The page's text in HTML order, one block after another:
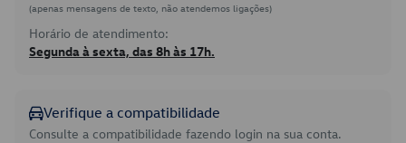
(apenas mensagens de texto, não atendemos ligações)
Horário de atendimento:
Segunda à sexta, das 8h às 17h.
Verifique a compatibilidade
Consulte a compatibilidade fazendo login na sua conta.